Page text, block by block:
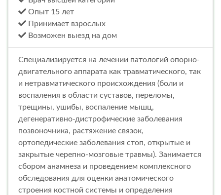
Опыт 15 лет
Принимает взрослых
Возможен выезд на дом
Специализируется на лечении патологий опорно-
двигательного аппарата как травматического, так
и нетравматического происхождения (боли и
воспаления в области суставов, переломы,
трещины, ушибы, воспаление мышц,
дегенеративно-дистрофические заболевания
позвоночника, растяжение связок,
ортопедические заболевания стоп, открытые и
закрытые черепно-мозговые травмы). Занимается
сбором анамнеза и проведением комплексного
обследования для оценки анатомического
строения костной системы и определения